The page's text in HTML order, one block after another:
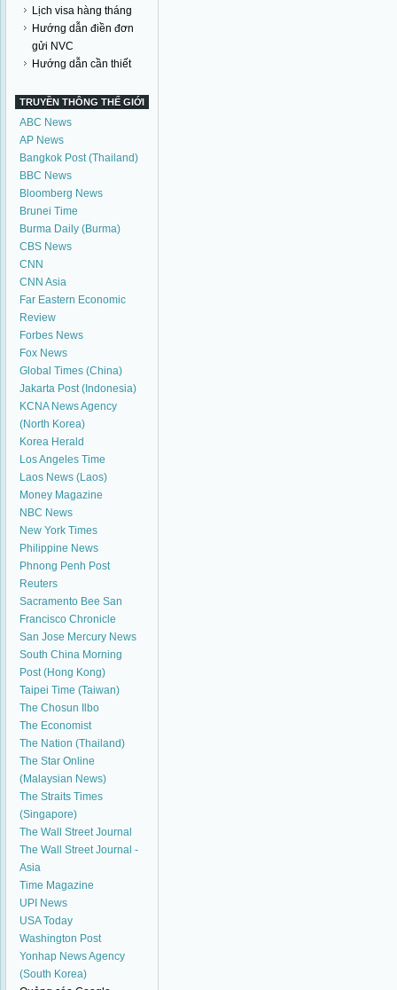
Lịch visa hàng tháng
Hướng dẫn điền đơn
gửi NVC
Hướng dẫn cần thiết
TRUYỀN THÔNG THẾ GIỚI
ABC News
AP News
Bangkok Post (Thailand)
BBC News
Bloomberg News
Brunei Time
Burma Daily (Burma)
CBS News
CNN
CNN Asia
Far Eastern Economic
Review
Forbes News
Fox News
Global Times (China)
Jakarta Post (Indonesia)
KCNA News Agency
(North Korea)
Korea Herald
Los Angeles Time
Laos News (Laos)
Money Magazine
NBC News
New York Times
Philippine News
Phnong Penh Post
Reuters
Sacramento Bee San
Francisco Chronicle
San Jose Mercury News
South China Morning
Post (Hong Kong)
Taipei Time (Taiwan)
The Chosun Ilbo
The Economist
The Nation (Thailand)
The Star Online
(Malaysian News)
The Straits Times
(Singapore)
The Wall Street Journal
The Wall Street Journal -
Asia
Time Magazine
UPI News
USA Today
Washington Post
Yonhap News Agency
(South Korea)